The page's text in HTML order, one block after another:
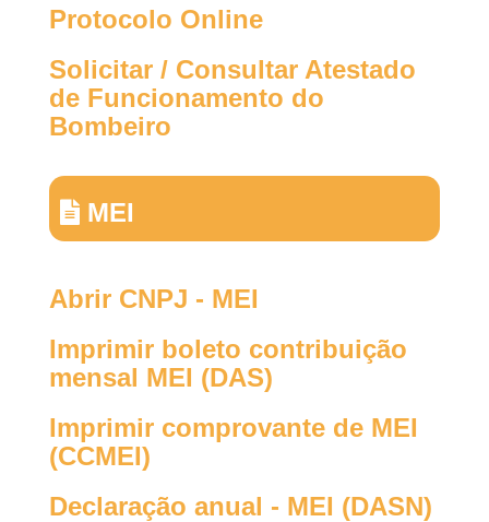
Protocolo Online
Solicitar / Consultar Atestado
de Funcionamento do
Bombeiro
MEI
Abrir CNPJ - MEI
Imprimir boleto contribuição
mensal MEI (DAS)
Imprimir comprovante de MEI
(CCMEI)
Declaração anual - MEI (DASN)